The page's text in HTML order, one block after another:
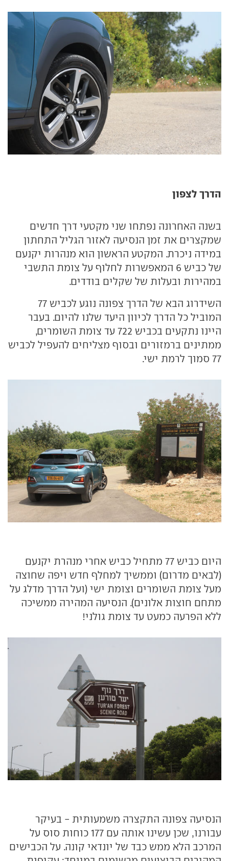
הדרך לצפון
בשנה האחרונה נפתחו שני מקטעי דרך חדשים
שמקצרים את זמן הנסיעה לאזור הגליל התחתון
במידה ניכרת. המקטע הראשון הוא מנהרות יקנעם
של כביש 6 המאפשרות לחלוף על צומת התשבי
במהירות ובעלות של שקלים בודדים.
השידרוג הבא של הדרך צפונה נוגע לכביש 77
המוביל כל הדרך לכיוון היעד שלנו להיום. בעבר
היינו נתקעים בכביש 722 עד צומת השומרים,
ממתינים ברמזורים ובסוף מצליחים להעפיל לכביש
77 סמוך לרמת ישי.
היום כביש 77 מתחיל כביש אחרי מנהרת יקנעם
(לבאים מדרום) וממשיך למחלף חדש ויפה שחוצה
מעל צומת השומרים וצומת ישי (ועל הדרך מדלג על
מתחם חוצות אלונים). הנסיעה המהירה ממשיכה
ללא הפרעה כמעט עד צומת גולני!
הנסיעה צפונה התקצרה משמעותית - בעיקר
עבורנו, שכן עשינו אותה עם 177 כוחות סוס על
המרכב הלא ממש כבד של יונדאי קונה. על הכבישים